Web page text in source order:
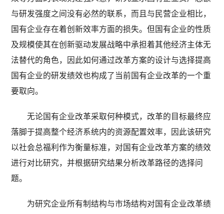
与研发强度之间没有必然的联系，而且与民营企业相比，
国有企业存在着创新效率方面的损失。但国有企业的性质
及规模使其在创新驱动发展战略中承担着其他经济主体无
法替代的角色，因此如何通过改革方案的设计与选择提高
国有企业的研发绩效也构成了当前国有企业改革的一个重
要取向。
无论国有企业改革采取何种模式，改革的目标最终应
落脚于提高整个经济系统内的资源配置效率，因此该研究
以社会总福利作为衡量标准，对国有企业改革方案的绩效
进行对比研究，并根据研究结果分析改革路径的选择问
题。
为研究企业所有制结构与市场结构对国有企业改革绩